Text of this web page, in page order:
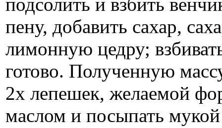
пену, добавить сахар,
лимонную цедру;
готово. Полученную
2х лепешек, желаемой
маслом и посыпать мукой